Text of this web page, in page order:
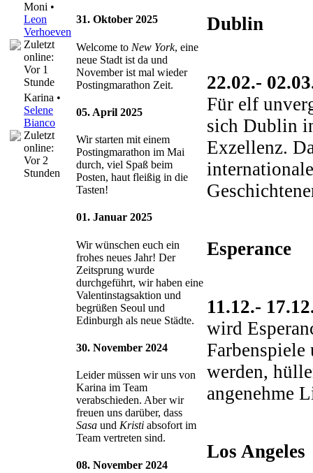
Moni •
Leon
Verhoeven
Zuletzt
online:
Vor 1
Stunde
Karina •
Selene
Bianco
Zuletzt
online:
Vor 2
Stunden
31. Oktober 2025
Welcome to New York, eine
neue Stadt ist da und
November ist mal wieder
Postingmarathon Zeit.
05. April 2025
Wir starten mit einem
Postingmarathon im Mai
durch, viel Spaß beim
Posten, haut fleißig in die
Tasten!
01. Januar 2025
Wir wünschen euch ein
frohes neues Jahr! Der
Zeitsprung wurde
durchgeführt, wir haben eine
Valentinstagsaktion und
begrüßen Seoul und
Edinburgh als neue Städte.
30. November 2024
Leider müssen wir uns von
Karina im Team
verabschieden. Aber wir
freuen uns darüber, dass
Sasa und Kristi absofort im
Team vertreten sind.
08. November 2024
Dublin
22.02.-
Für elf
sich Dublin
Exzellenz.
Esperance
11.12.-
wird
Farbenspiele
werden,
angenehme
Los Angeles